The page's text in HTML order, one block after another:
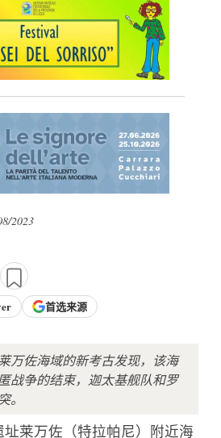
2023
首选来源
万佐海域的新考古发现，该海
战争的结束，迦太基舰队和罗
。
莱万佐（特拉帕尼）附近海